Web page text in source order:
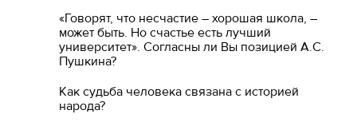
«Говорят, что несчастие – хорошая школа, –
может быть. Но счастье есть лучший
университет». Согласны ли Вы позицией А.С.
Пушкина?
Как судьба человека связана с историей
народа?